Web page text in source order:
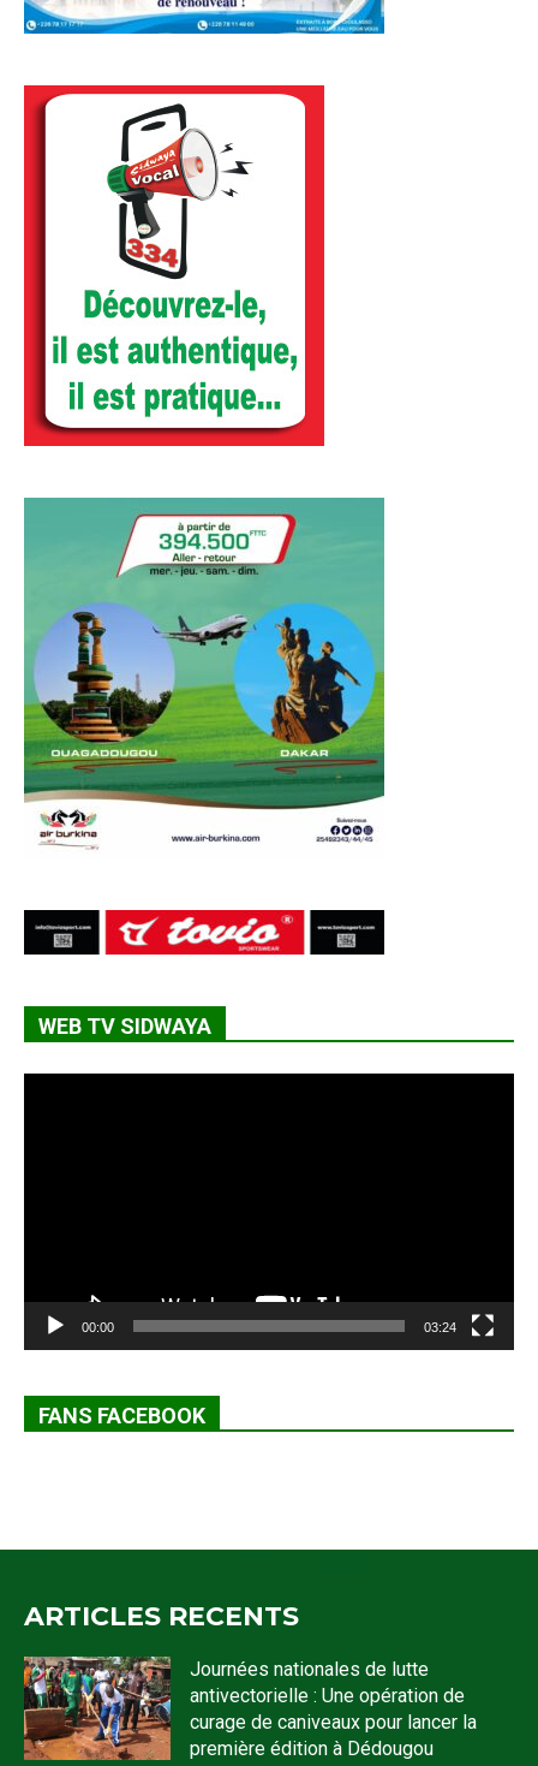
WEB TV SIDWAYA
00:00 03:24
FANS FACEBOOK
ARTICLES RECENTS
Journées nationales de lutte
antivectorielle : Une opération de
curage de caniveaux pour lancer la
première édition à Dédougou